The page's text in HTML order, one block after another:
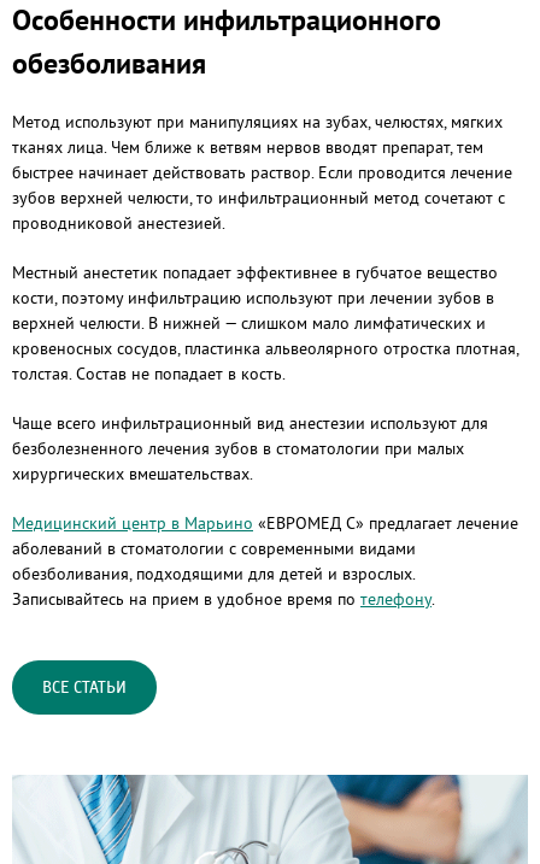
Особенности инфильтрационного
обезболивания
Метод используют при манипуляциях на зубах, челюстях, мягких
тканях лица. Чем ближе к ветвям нервов вводят препарат, тем
быстрее начинает действовать раствор. Если проводится лечение
зубов верхней челюсти, то инфильтрационный метод сочетают с
проводниковой анестезией.
Местный анестетик попадает эффективнее в губчатое вещество
кости, поэтому инфильтрацию используют при лечении зубов в
верхней челюсти. В нижней — слишком мало лимфатических и
кровеносных сосудов, пластинка альвеолярного отростка плотная,
толстая. Состав не попадает в кость.
Чаще всего инфильтрационный вид анестезии используют для
безболезненного лечения зубов в стоматологии при малых
хирургических вмешательствах.
Медицинский центр в Марьино «ЕВРОМЕД С» предлагает лечение
аболеваний в стоматологии с современными видами
обезболивания, подходящими для детей и взрослых.
Записывайтесь на прием в удобное время по телефону.
ВСЕ СТАТЬИ